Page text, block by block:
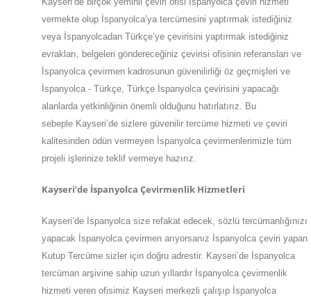
vermekte olup İspanyolca’ya tercümesini yaptırmak istediğiniz
veya İspanyolcadan Türkçe’ye çevirisini yaptırmak istediğiniz
evrakları, belgeleri göndereceğiniz çevirisi ofisinin referansları ve
İspanyolca çevirmen kadrosunun güvenilirliği öz geçmişleri ve
İspanyolca - Türkçe, Türkçe İspanyolca çevirisini yapacağı
alanlarda yetkinliğinin önemli olduğunu hatırlatırız. Bu
sebeple Kayseri’de sizlere güvenilir tercüme hizmeti ve çeviri
kalitesinden ödün vermeyen İspanyolca çevirmenlerimizle tüm
projeli işlerinize teklif vermeye hazırız.
Kayseri’de İspanyolca Çevirmenlik Hizmetleri
Kayseri’de İspanyolca size refakat edecek, sözlü tercümanlığınızı
yapacak İspanyolca çevirmen arıyorsanız İspanyolca çeviri yapan
Kutup Tercüme sizler için doğru adrestir. Kayseri’de İspanyolca
tercüman arşivine sahip uzun yıllardır İspanyolca çevirmenlik
hizmeti veren ofisimiz Kayseri merkezli çalışıp İspanyolca